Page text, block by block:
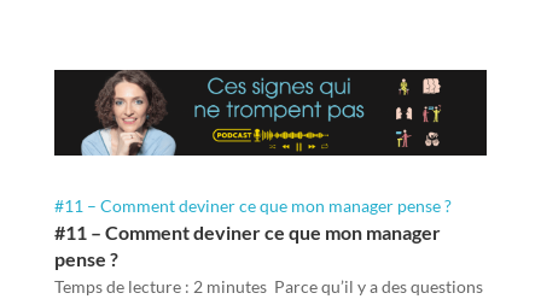
#11 – Comment deviner ce que mon manager pense ?
#11 – Comment deviner ce que mon manager
pense ?
Temps de lecture : 2 minutes Parce qu’il y a des questions